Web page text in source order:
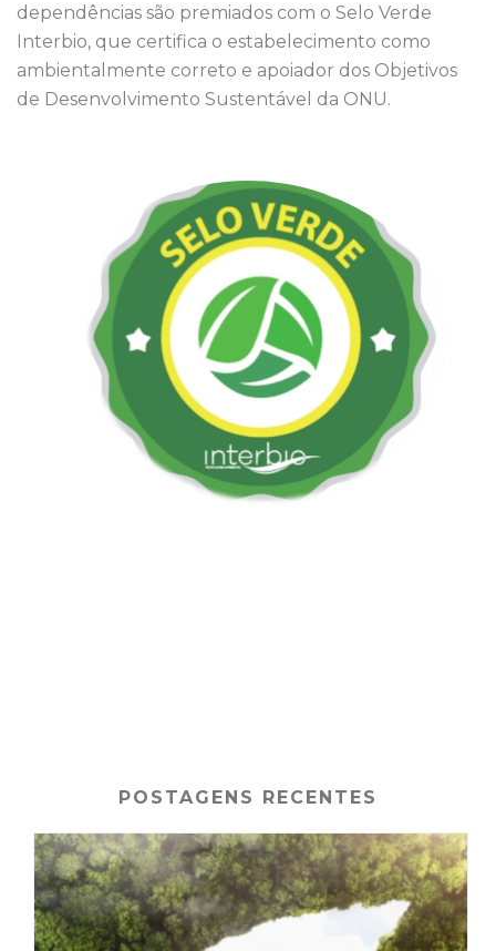
dependências são premiados com o Selo Verde
Interbio, que certifica o estabelecimento como
ambientalmente correto e apoiador dos Objetivos
de Desenvolvimento Sustentável da ONU.
POSTAGENS RECENTES